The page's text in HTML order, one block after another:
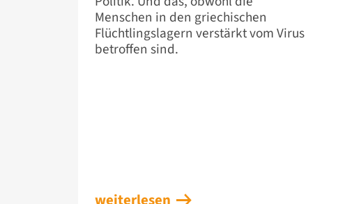
Menschen in den griechischen
Flüchtlingslagern verstärkt vom Virus
betroffen sind.